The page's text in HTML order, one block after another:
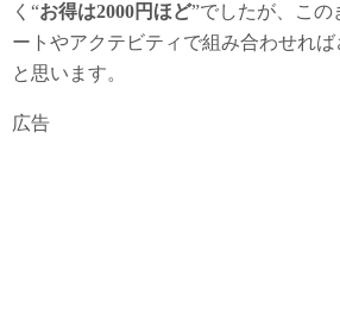
く“お得は2000円ほど”でしたが、こ
ートやアクテビティで組み合わせれ
と思います。
広告